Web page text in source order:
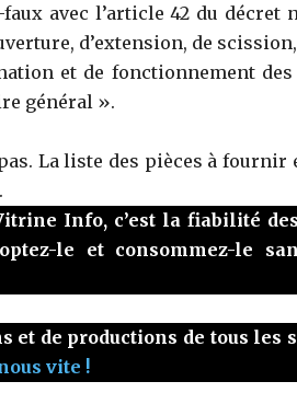
avec l’article 42 du décret
d’extension, de
et de fonctionnement des
général ».
La liste des pièces à fournir
Info, c’est la fiabilité
le et consommez-le
de productions de tous les
vite !